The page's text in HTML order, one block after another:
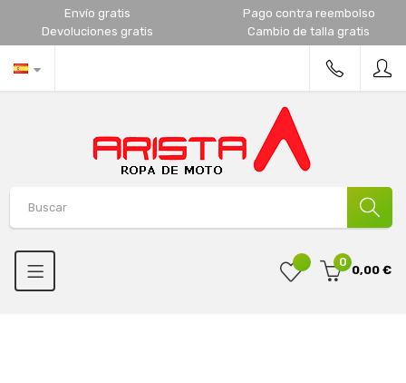
Envío gratis
Pago contra reembolso
Devoluciones gratis
Cambio de talla gratis
0
0,00 €